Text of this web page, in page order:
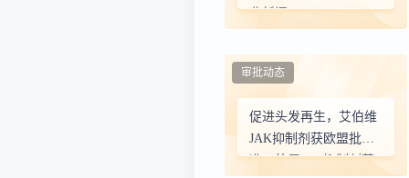
业新闻
促进头发再生，艾伯维
JAK抑制剂获欧盟批
准；外用JAK抑制剂获
审批动态